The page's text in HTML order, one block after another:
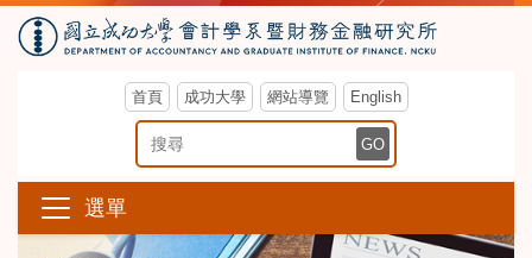
首頁 成功大學 網站導覽 English
搜尋關鍵字 GO
選單